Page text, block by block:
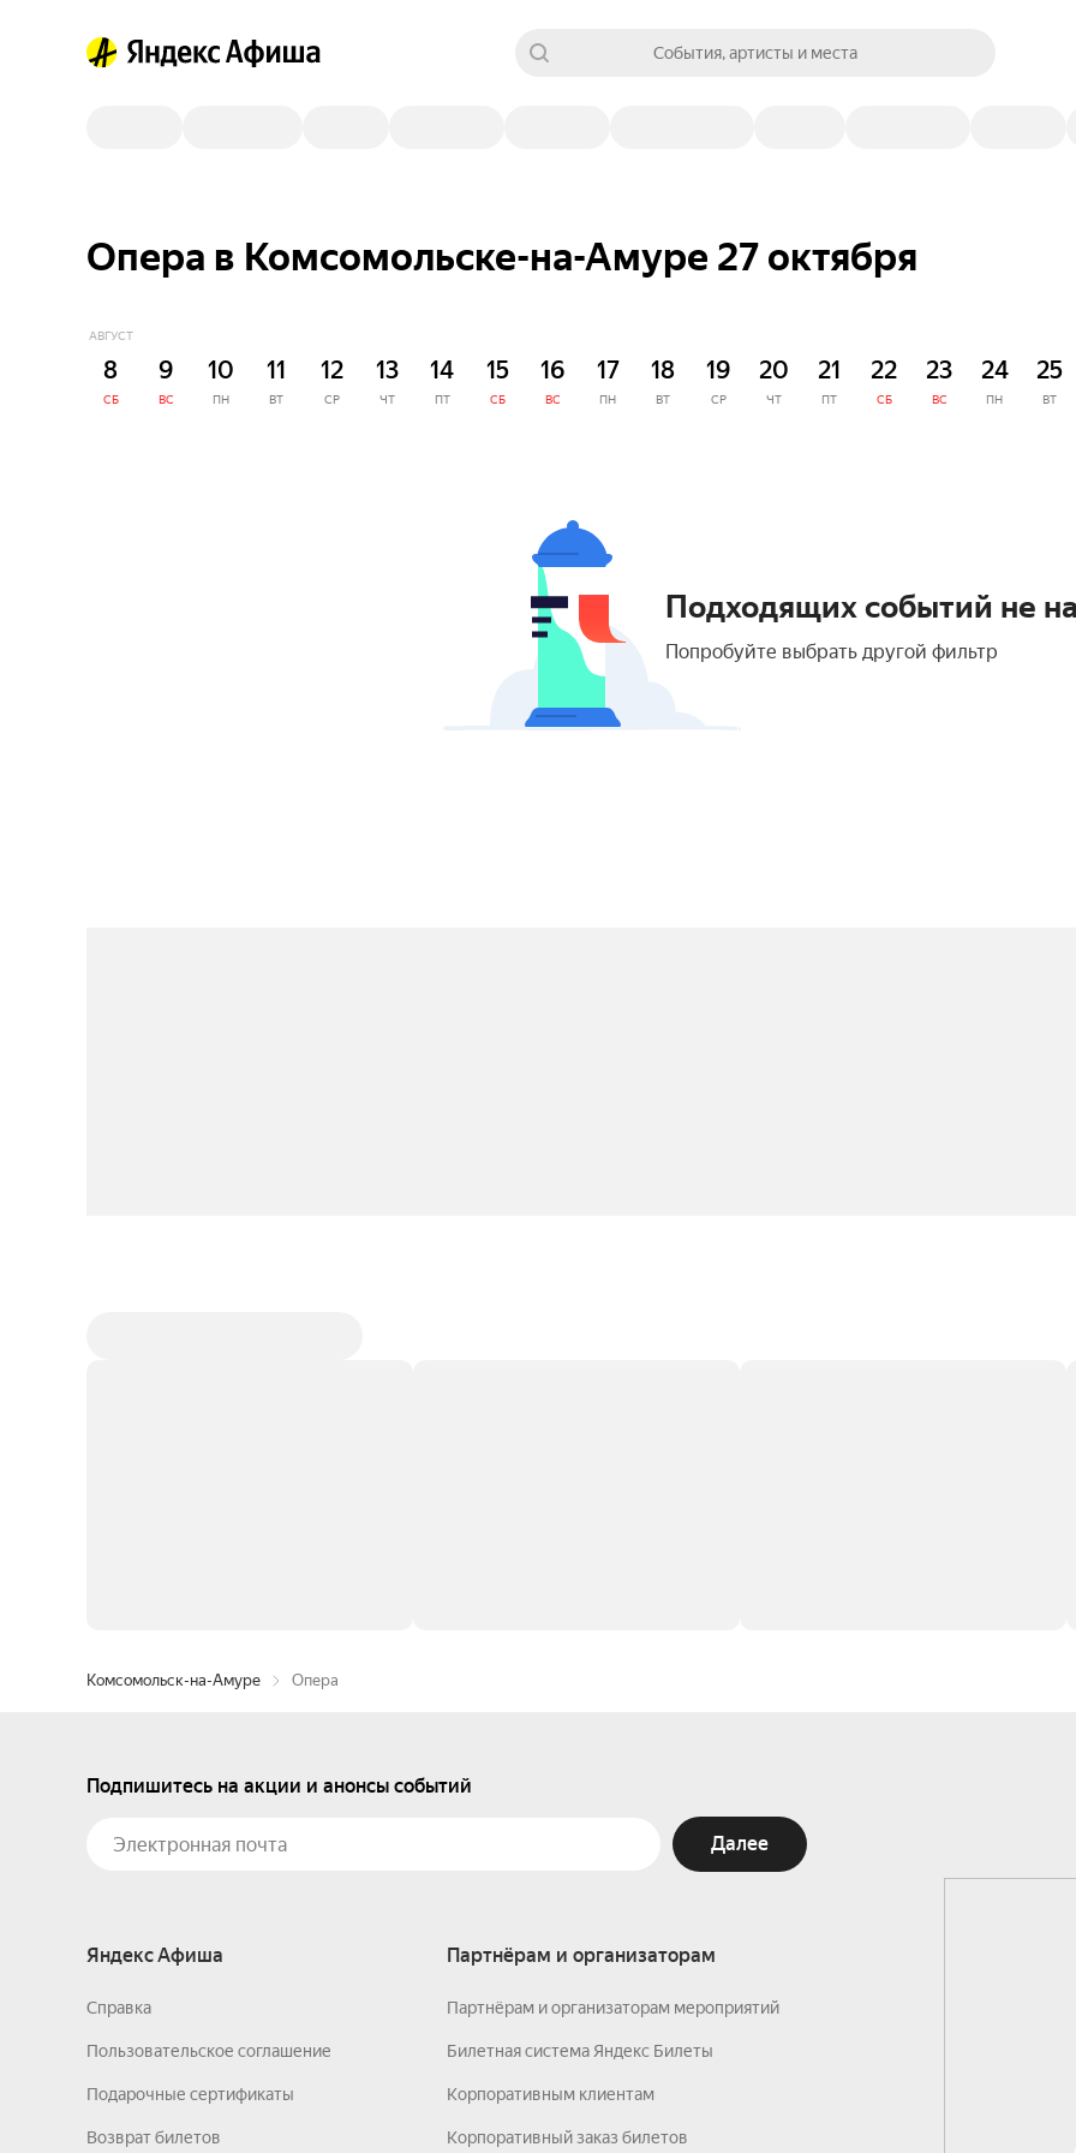
События, артисты и места
Опера в Комсомольске-на-Амуре 27 октября
АВГУСТ
8
СБ
9
ВС
10
ПН
11
ВТ
12
СР
13
ЧТ
14
ПТ
15
СБ
16
ВС
17
ПН
18
ВТ
19
СР
20
ЧТ
21
ПТ
22
СБ
23
ВС
24
ПН
25
ВТ
Подходящих событий не
Попробуйте выбрать другой фильтр
Комсомольск-на-Амуре Опера
Подпишитесь на акции и анонсы событий
Далее
Яндекс Афиша
Справка
Пользовательское соглашение
Подарочные сертификаты
Возврат билетов
Партнёрам и организаторам
Партнёрам и организаторам мероприятий
Билетная система Яндекс Билеты
Корпоративным клиентам
Корпоративный заказ билетов